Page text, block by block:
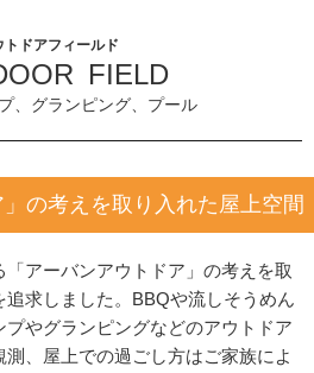
トドアフィールド
FIELD
、グランピング、プール
」の考えを取り入れた屋上空間
アーバンアウトドア」の考えを取
追求しました。BBQや流しそうめん
やグランピングなどのアウトドア
、屋上での過ごし方はご家族によ